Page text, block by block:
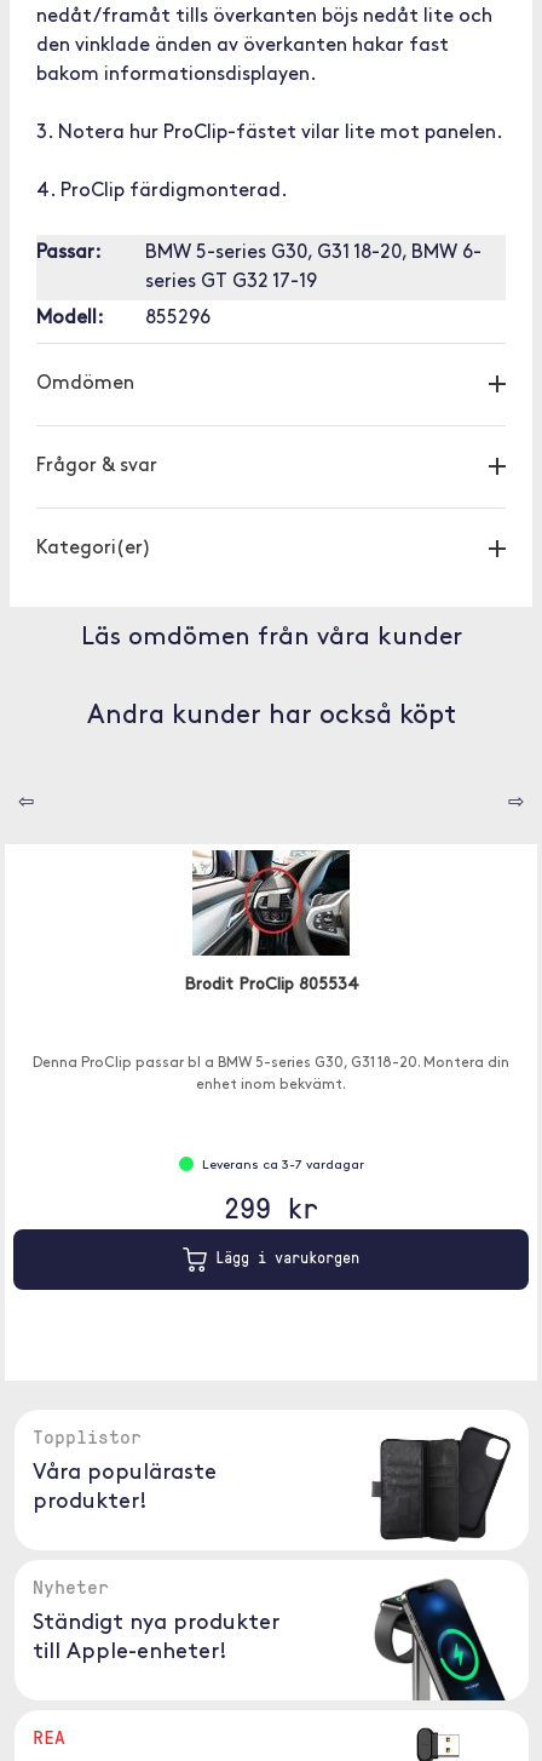
nedåt/framåt tills överkanten böjs nedåt lite och
den vinklade änden av överkanten hakar fast
bakom informationsdisplayen.
3. Notera hur ProClip-fästet vilar lite mot panelen.
4. ProClip färdigmonterad.
Passar:
BMW 5-series G30, G31 18-20, BMW 6-
series GT G32 17-19
Modell:
855296
Omdömen
Frågor & svar
Kategori(er)
Läs omdömen från våra kunder
Andra kunder har också köpt
⇦ ⇨
Brodit ProClip 805534
Denna ProClip passar bl a BMW 5-series G30, G31 18-20. Montera din
enhet inom bekvämt.
Leverans ca 3-7 vardagar
299 kr
Lägg i varukorgen
Topplistor
Våra populäraste
produkter!
Nyheter
Ständigt nya produkter
till Apple-enheter!
REA